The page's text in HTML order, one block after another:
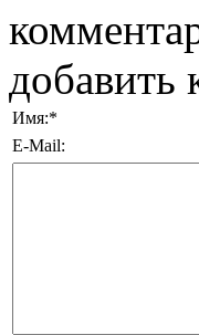
добавить
Имя:*
E-Mail: